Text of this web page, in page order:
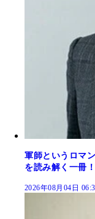
軍師というロマ
を読み解く一冊
2026年08月04日